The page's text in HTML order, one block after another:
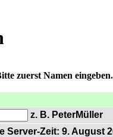
zuerst Namen eingeben.
z. B. PeterMüller
Server-Zeit: 9. August